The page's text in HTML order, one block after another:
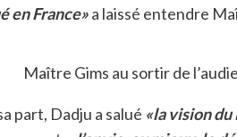
en France»a laissé entendre
Maître Gims au sortir de
part, Dadju a salué «la vision